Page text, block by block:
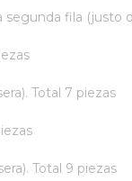
segunda fila
Total 7 piezas
Total 9 piezas